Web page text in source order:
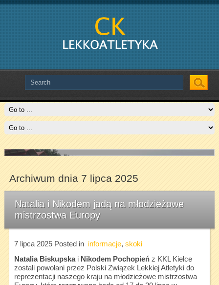
Slide # 2
Czytaj więcej
Archiwum dnia 7 lipca 2025
Natalia i Nikodem jadą na młodzieżowe
mistrzostwa Europy
7 lipca 2025Posted in informacje, skoki
Natalia Biskupskai Nikodem Pochopieńz KKL Kielce
zostali powołani przez Polski Związek Lekkiej Atletyki do
reprezentacji naszego kraju na młodzieżowe mistrzostwa